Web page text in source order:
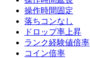
操作時間固定
落ちコンなし
ドロップ率上昇
ランク経験値倍率
コイン倍率